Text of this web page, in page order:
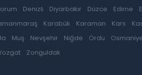
Denizli Diyarbakır Düzce Edirne
Karabük Karaman Kars
Muş Nevşehir Niğde Ordu
Zonguldak